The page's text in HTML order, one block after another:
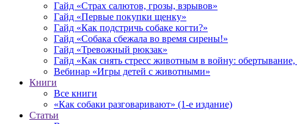
Гайд «Страх салютов, грозы, взрывов»
Гайд «Первые покупки щенку»
Гайд «Как подстричь собаке когти?»
Гайд «Собака сбежала во время сирены!»
Гайд «Тревожный рюкзак»
Гайд «Как снять стресс животным в войну:
Вебинар «Игры детей с животными»
Книги
Все книги
«Как собаки разговаривают» (1-е издание)
Статьи